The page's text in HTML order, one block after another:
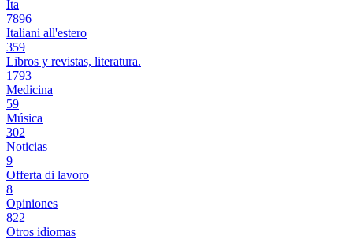
Ita
7896
Italiani all'estero
359
Libros y revistas, literatura.
1793
Medicina
59
Música
302
Noticias
9
Offerta di lavoro
8
Opiniones
822
Otros idiomas